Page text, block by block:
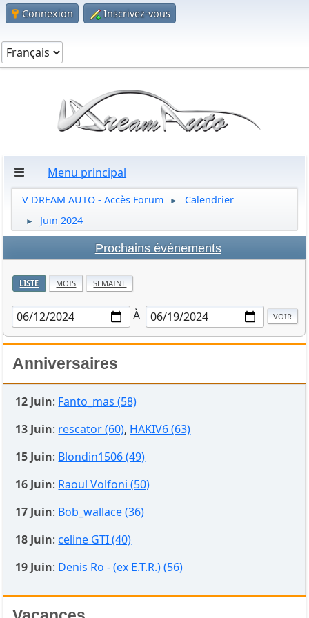
Connexion Inscrivez-vous
Menu principal
V DREAM AUTO - Accès Forum ► Calendrier
► Juin 2024
Prochains événements
LISTE MOIS SEMAINE
À
Anniversaires
12 Juin: Fanto_mas (58)
13 Juin: rescator (60), HAKIV6 (63)
15 Juin: Blondin1506 (49)
16 Juin: Raoul Volfoni (50)
17 Juin: Bob_wallace (36)
18 Juin:celine GTI (40)
19 Juin: Denis Ro - (ex E.T.R.) (56)